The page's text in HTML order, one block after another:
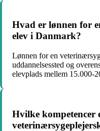
Hvad er lønnen for
elev i Danmark?
Lønnen for en
uddannelsessted og
elevplads mellem 15.000-
Hvilke kompetencer